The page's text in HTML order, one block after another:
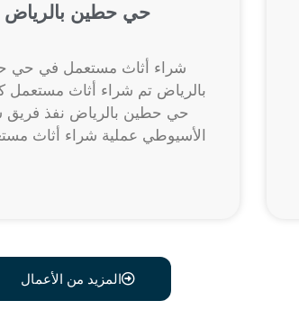
حي حطين بالرياض
شراء أثاث مستعمل في حي
بالرياض تم شراء أثاث مستعمل
حي حطين بالرياض نفذ فريق
الأسيوطي عملية شراء أثاث
المزيد من الأعمال